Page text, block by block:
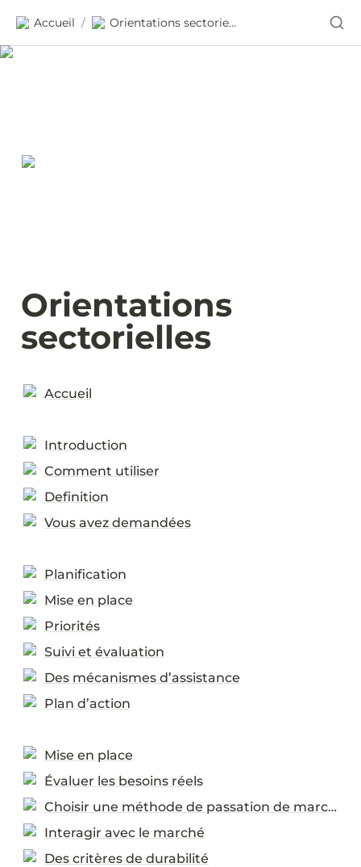
Accueil / Orientations sectorielles
Orientations
sectorielles
Accueil
Introduction
Comment utiliser
Definition
Vous avez demandées
Planification
Mise en place
Priorités
Suivi et évaluation
Des mécanismes d’assistance
Plan d’action
Mise en place
Évaluer les besoins réels
Choisir une méthode de passation de marchés
Interagir avec le marché
Des critères de durabilité